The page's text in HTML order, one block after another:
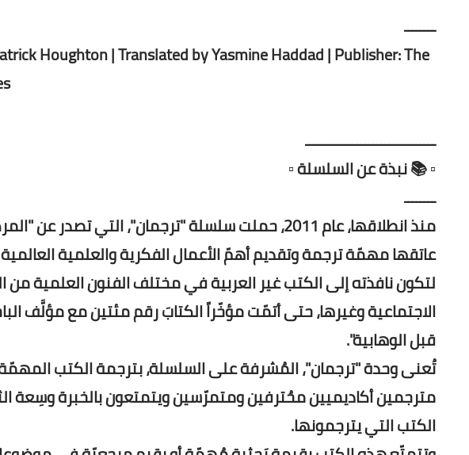
ــــــــ
Houghton | Translated by Yasmine Haddad | Publisher: The
ـــــــــــــــــــــــــــــــــ
▫️ 📚 نبذة عن السلسلة ▫️
ــــــــ
منذ انطلاقها، عام 2011، حملت سلسلة "ترجمان"، التي
عاتقها مهمّة ترجمة وتقديم أهمّ الأعمال الفكرية والعلمية
لتكون نافذته إلى الكتب غير العربية في مختلف الفنون العلمية من
الاجتماعية وغيرها، حتى أتمّت مؤخّراً الكتابَ رقم مئتين مع مؤلَّف
قبل الوهابية".
تُعنى وحدة "ترجمان"، المُشرفة على السلسلة، بترجمة الكتب
مترجمين أكاديميين محُترفين ومتمرّسين ويتمتعون بالخبرة وسِعة
الكتب التي يترجمونها.